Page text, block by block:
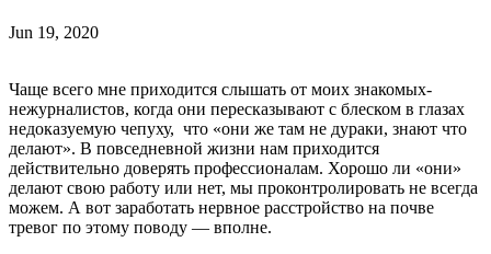
Jun 19, 2020
Чаще всего мне приходится слышать от моих знакомых-
нежурналистов, когда они пересказывают с блеском в глазах
недоказуемую чепуху, что «они же там не дураки, знают что
делают». В повседневной жизни нам приходится
действительно доверять профессионалам. Хорошо ли «они»
делают свою работу или нет, мы проконтролировать не всегда
можем. А вот заработать нервное расстройство на почве
тревог по этому поводу — вполне.